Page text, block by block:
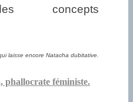
concepts
laisse encore Natacha dubitative.
phallocrate féministe.